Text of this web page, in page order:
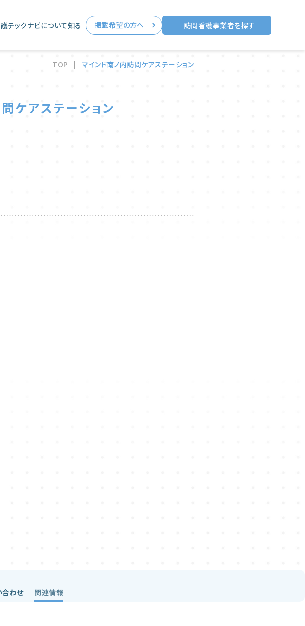
テックナビについて知る 掲載希望の方へ 訪問看護事業者を探す
TOP | マインド南ノ内訪問ケアステーション
ケアステーション
合わせ 関連情報